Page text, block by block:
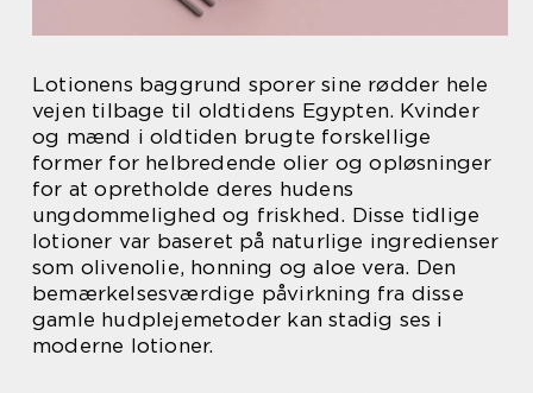
Lotionens baggrund sporer sine rødder hele
vejen tilbage til oldtidens Egypten. Kvinder
og mænd i oldtiden brugte forskellige
former for helbredende olier og opløsninger
for at opretholde deres hudens
ungdommelighed og friskhed. Disse tidlige
lotioner var baseret på naturlige ingredienser
som olivenolie, honning og aloe vera. Den
bemærkelsesværdige påvirkning fra disse
gamle hudplejemetoder kan stadig ses i
moderne lotioner.